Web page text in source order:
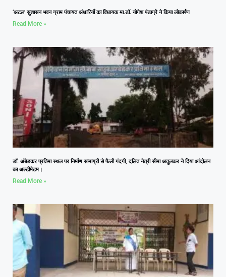
‘अटल’ सुशासन भवन ग्राम पंचायत अंधारियाँ का विधायक मा.डॉ. योगेश पंडाग्रे ने किया लोकार्पण
Read More »
डॉ. अंबेडकर प्रतिमा स्थल पर निर्माण सामाग्री से फैली गंदगी, दलित नेत्री सीमा अतुलकर ने दिया आंदोलन
का अल्टीमेटम।
Read More »